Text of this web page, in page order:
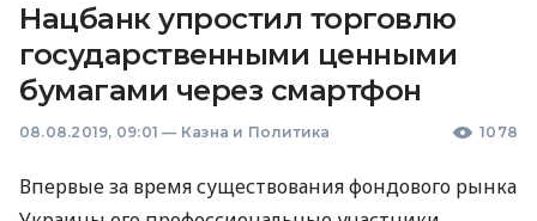
Нацбанк упростил торговлю
государственными ценными
бумагами через смартфон
08.08.2019, 09:01 — Казна и Политика 1078
Впервые за время существования фондового рынка